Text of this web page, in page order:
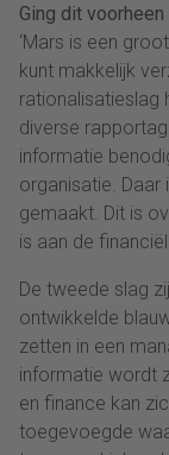
Ging dit voorheen
‘Mars is een
kunt makkelijk
rationalisatieslag
diverse
informatie
organisatie. Daar
gemaakt. Dit is
is aan de
De tweede slag
ontwikkelde
zetten in een
informatie wordt
en finance kan
toegevoegde